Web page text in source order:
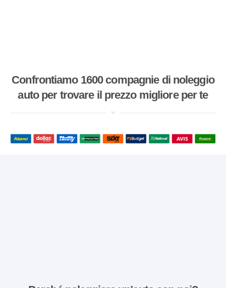
Confrontiamo 1600 compagnie di noleggio
auto per trovare il prezzo migliore per te